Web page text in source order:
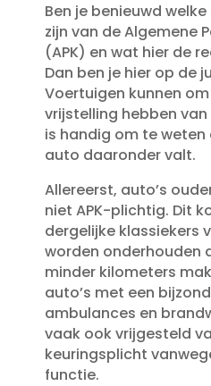
Ben je benieuwd
zijn van de Algemene
(APK) en wat hier de
Dan ben je hier op de
Voertuigen kunnen
vrijstelling hebben
is handig om te
auto daaronder valt.​
Allereerst, auto’s
niet APK-plichtig.​ Dit
dergelijke klassiekers
worden onderhouden
minder kilometers
auto’s met een
ambulances en
vaak ook vrijgesteld
keuringsplicht
functie.​